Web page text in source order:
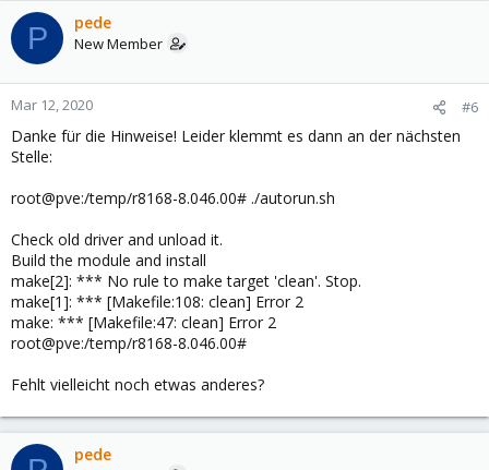
P pede
New Member
Mar 12, 2020 #6
Danke für die Hinweise! Leider klemmt es dann an der nächsten
Stelle:
root@pve:/temp/r8168-8.046.00# ./autorun.sh
Check old driver and unload it.
Build the module and install
make[2]: *** No rule to make target 'clean'. Stop.
make[1]: *** [Makefile:108: clean] Error 2
make: *** [Makefile:47: clean] Error 2
root@pve:/temp/r8168-8.046.00#
Fehlt vielleicht noch etwas anderes?
pede